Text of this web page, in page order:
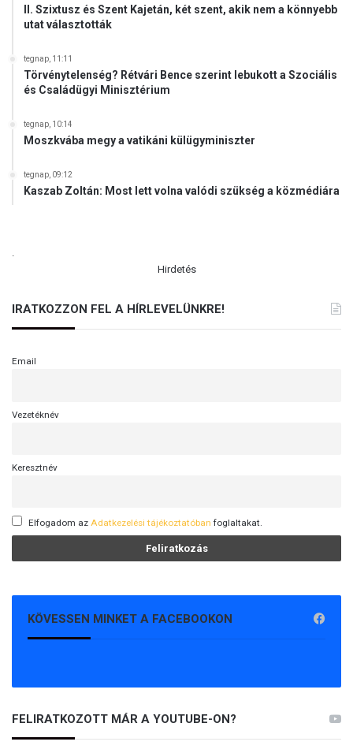
II. Szixtusz és Szent Kajetán, két szent, akik nem a könnyebb
utat választották
tegnap, 11:11
Törvénytelenség? Rétvári Bence szerint lebukott a Szociális
és Családügyi Minisztérium
tegnap, 10:14
Moszkvába megy a vatikáni külügyminiszter
tegnap, 09:12
Kaszab Zoltán: Most lett volna valódi szükség a közmédiára
.
Hirdetés
IRATKOZZON FEL A HÍRLEVELÜNKRE!
Email
Vezetéknév
Keresztnév
Elfogadom az Adatkezelési tájékoztatóban foglaltakat.
KÖVESSEN MINKET A FACEBOOKON
FELIRATKOZOTT MÁR A YOUTUBE-ON?